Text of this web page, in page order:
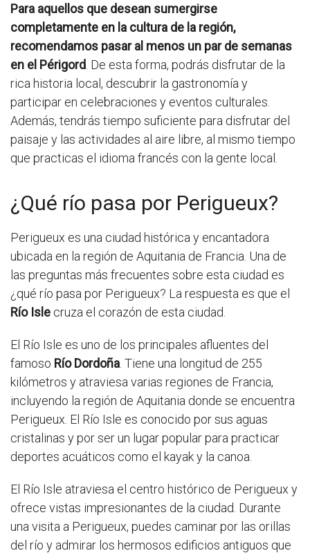
Para aquellos que desean sumergirse
completamente en la cultura de la región,
recomendamos pasar al menos un par de semanas
en el Périgord . De esta forma, podrás disfrutar de la
rica historia local, descubrir la gastronomía y
participar en celebraciones y eventos culturales.
Además, tendrás tiempo suficiente para disfrutar del
paisaje y las actividades al aire libre, al mismo tiempo
que practicas el idioma francés con la gente local.
¿Qué río pasa por Perigueux?
Perigueux es una ciudad histórica y encantadora
ubicada en la región de Aquitania de Francia. Una de
las preguntas más frecuentes sobre esta ciudad es
¿qué río pasa por Perigueux? La respuesta es que el
Río Isle cruza el corazón de esta ciudad.
El Río Isle es uno de los principales afluentes del
famoso Río Dordoña . Tiene una longitud de 255
kilómetros y atraviesa varias regiones de Francia,
incluyendo la región de Aquitania donde se encuentra
Perigueux. El Río Isle es conocido por sus aguas
cristalinas y por ser un lugar popular para practicar
deportes acuáticos como el kayak y la canoa.
El Río Isle atraviesa el centro histórico de Perigueux y
ofrece vistas impresionantes de la ciudad. Durante
una visita a Perigueux, puedes caminar por las orillas
del río y admirar los hermosos edificios antiguos que